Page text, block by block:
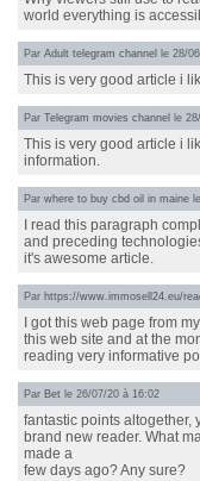
world everything is
Par Adult telegram channel le 28/
This is very good article i
Par Telegram movies channel le
This is very good article i
information.
Par where to buy cbd oil in maine
I read this paragraph
and preceding
it's awesome article.
Par https://www.immosell24.eu/
I got this web page from
this web site and at the
reading very informative
Par Bet le 26/07/20 à 16:02
fantastic points altogether,
brand new reader. What
made a
few days ago? Any sure?